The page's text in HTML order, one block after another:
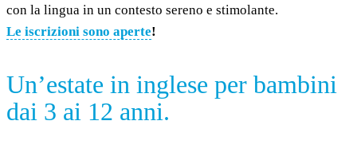
con la lingua in un contesto sereno e stimolante.
Le iscrizioni sono aperte!
Un’estate in inglese per bambini
dai 3 ai 12 anni.